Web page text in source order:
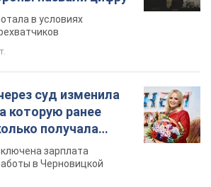
в условиях
суд изменила
которую ранее
получала
зарплата
в Черновицкой